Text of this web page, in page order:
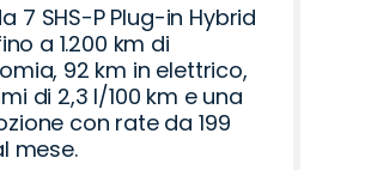
7 SHS-P Plug-in Hybrid
a 1.200 km di
92 km in elettrico,
di 2,3 l/100 km e una
con rate da 199
mese.